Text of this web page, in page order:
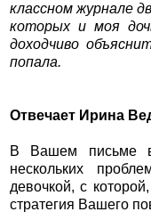
классном журнале
которых и моя
доходчиво
попала.
Отвечает Ирина
В Вашем письме
нескольких
девочкой, с
стратегия Вашего